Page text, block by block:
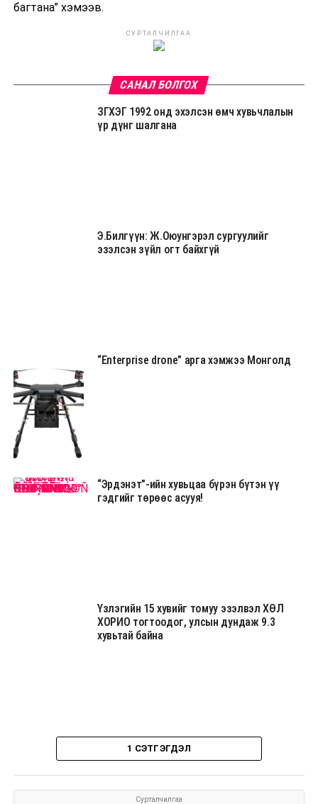
багтана” хэмээв.
СУРТАЛЧИЛГАА
САНАЛ БОЛГОХ
ЗГХЭГ 1992 онд эхэлсэн өмч хувьчлалын
үр дүнг шалгана
Э.Билгүүн: Ж.Оюунгэрэл сургуулийг
эзэлсэн зүйл огт байхгүй
“Enterprise drone” арга хэмжээ Монголд
“Эрдэнэт”-ийн хувьцаа бүрэн бүтэн үү
гэдгийг төрөөс асууя!
Үзлэгийн 15 хувийг томуу эзэлвэл ХӨЛ
ХОРИО тогтоодог, улсын дундаж 9.3
хувьтай байна
1 СЭТГЭГДЭЛ
Сурталчилгаа